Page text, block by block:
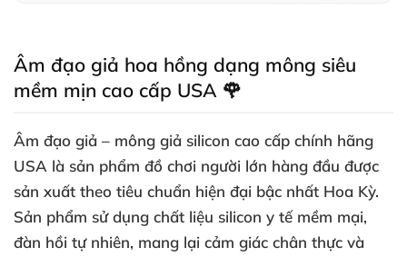
Âm đạo giả hoa hồng dạng mông siêu
mềm mịn cao cấp USA 🌹
Âm đạo giả – mông giả silicon cao cấp chính hãng
USA là sản phẩm đồ chơi người lớn hàng đầu được
sản xuất theo tiêu chuẩn hiện đại bậc nhất Hoa Kỳ.
Sản phẩm sử dụng chất liệu silicon y tế mềm mại,
đàn hồi tự nhiên, mang lại cảm giác chân thực và